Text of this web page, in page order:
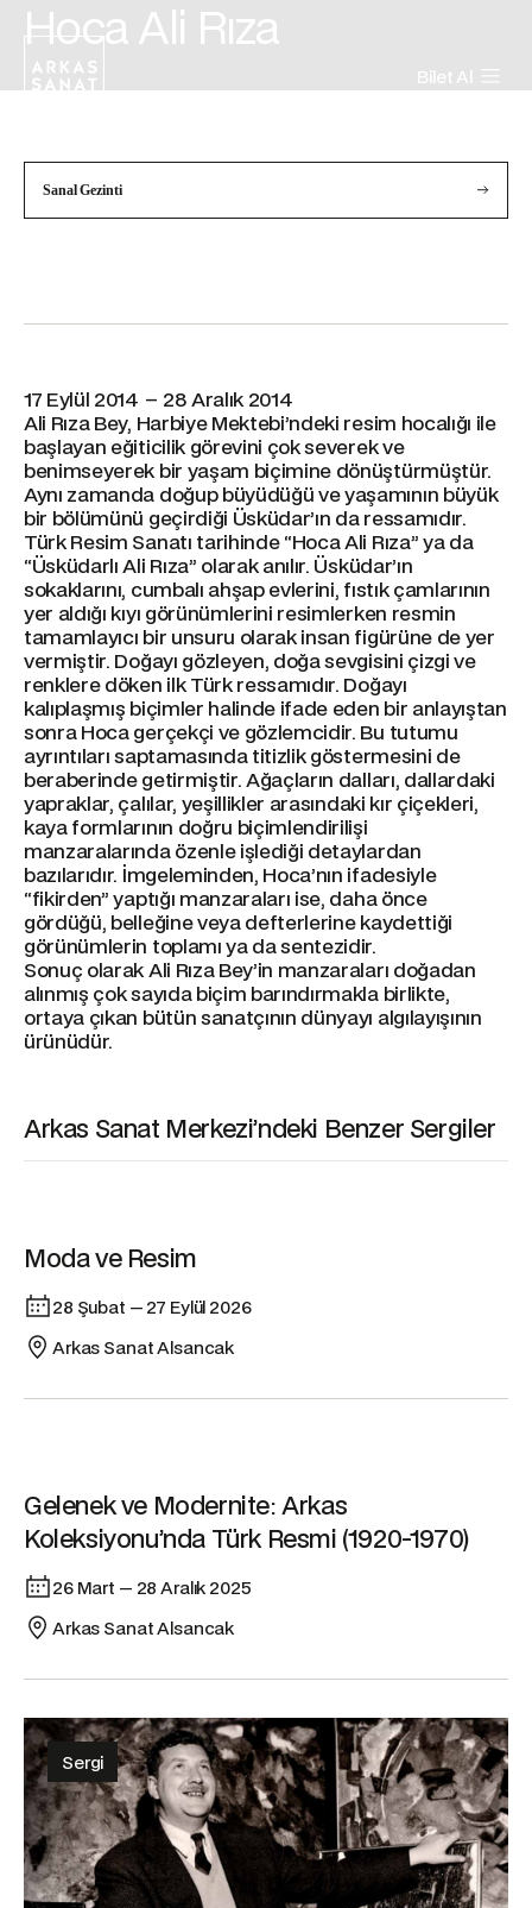
Bilet Al
Hoca Ali Rıza
Sanal Gezinti
17 Eylül 2014 – 28 Aralık 2014
Ali Rıza Bey, Harbiye Mektebi’ndeki resim hocalığı ile
başlayan eğiticilik görevini çok severek ve
benimseyerek bir yaşam biçimine dönüştürmüştür.
Aynı zamanda doğup büyüdüğü ve yaşamının büyük
bir bölümünü geçirdiği Üsküdar’ın da ressamıdır.
Türk Resim Sanatı tarihinde “Hoca Ali Rıza” ya da
“Üsküdarlı Ali Rıza” olarak anılır. Üsküdar’ın
sokaklarını, cumbalı ahşap evlerini, fıstık çamlarının
yer aldığı kıyı görünümlerini resimlerken resmin
tamamlayıcı bir unsuru olarak insan figürüne de yer
vermiştir. Doğayı gözleyen, doğa sevgisini çizgi ve
renklere döken ilk Türk ressamıdır. Doğayı
kalıplaşmış biçimler halinde ifade eden bir anlayıştan
sonra Hoca gerçekçi ve gözlemcidir. Bu tutumu
ayrıntıları saptamasında titizlik göstermesini de
beraberinde getirmiştir. Ağaçların dalları, dallardaki
yapraklar, çalılar, yeşillikler arasındaki kır çiçekleri,
kaya formlarının doğru biçimlendirilişi
manzaralarında özenle işlediği detaylardan
bazılarıdır. İmgeleminden, Hoca’nın ifadesiyle
“fikirden” yaptığı manzaraları ise, daha önce
gördüğü, belleğine veya defterlerine kaydettiği
görünümlerin toplamı ya da sentezidir.
Sonuç olarak Ali Rıza Bey’in manzaraları doğadan
alınmış çok sayıda biçim barındırmakla birlikte,
ortaya çıkan bütün sanatçının dünyayı algılayışının
ürünüdür.
Arkas Sanat Merkezi’ndeki Benzer Sergiler
Moda ve Resim
28 Şubat — 27 Eylül 2026
Arkas Sanat Alsancak
Gelenek ve Modernite: Arkas
Koleksiyonu’nda Türk Resmi (1920-1970)
26 Mart — 28 Aralık 2025
Arkas Sanat Alsancak
Sergi